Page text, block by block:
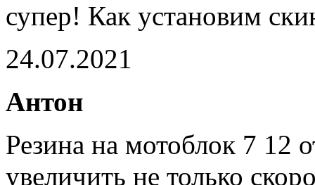
супер! Как установим
24.07.2021
Антон
Резина на мотоблок 7 12
увеличить не только